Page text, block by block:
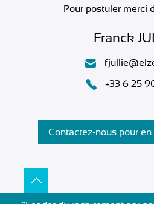
Pour postuler merci
Franck
+33 6 25
Contactez-nous pour